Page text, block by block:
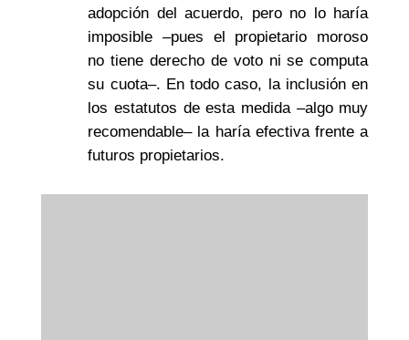
adopción del acuerdo, pero no lo haría
imposible –pues el propietario moroso
no tiene derecho de voto ni se computa
su cuota–. En todo caso, la inclusión en
los estatutos de esta medida –algo muy
recomendable– la haría efectiva frente a
futuros propietarios.